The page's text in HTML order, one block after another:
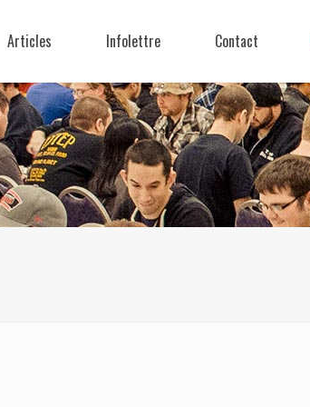
Articles Infolettre Contact